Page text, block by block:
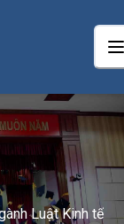
Luật Kinh tế